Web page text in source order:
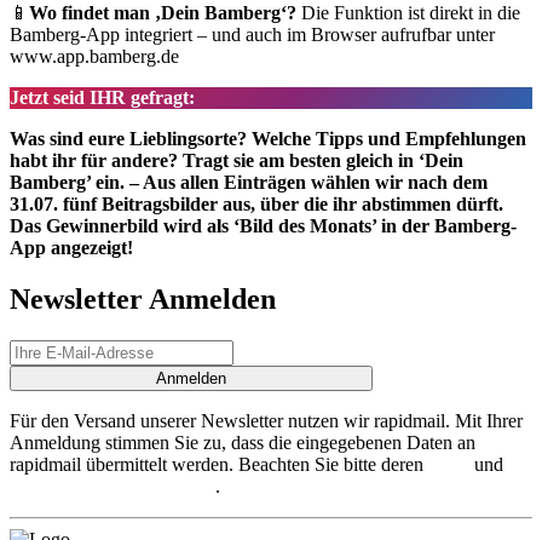
📱 Wo findet man ‚Dein Bamberg‘? Die Funktion ist direkt in die
Bamberg-App integriert – und auch im Browser aufrufbar unter
www.app.bamberg.de
Jetzt seid IHR gefragt:
Was sind eure Lieblingsorte? Welche Tipps und Empfehlungen
habt ihr für andere? Tragt sie am besten gleich in ‘Dein
Bamberg’ ein. – Aus allen Einträgen wählen wir nach dem
31.07. fünf Beitragsbilder aus, über die ihr abstimmen dürft.
Das Gewinnerbild wird als ‘Bild des Monats’ in der Bamberg-
App angezeigt!
Newsletter Anmelden
Anmelden
Für den Versand unserer Newsletter nutzen wir rapidmail. Mit Ihrer
Anmeldung stimmen Sie zu, dass die eingegebenen Daten an
rapidmail übermittelt werden. Beachten Sie bitte deren
und
.